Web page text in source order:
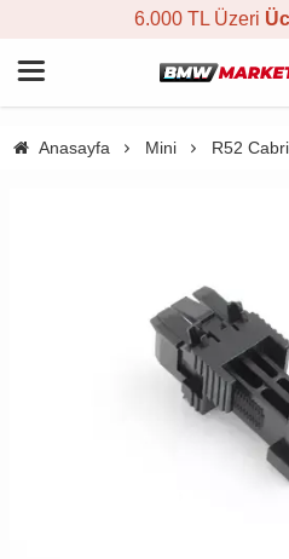
6.000 TL Üzeri
Anasayfa Mini R52